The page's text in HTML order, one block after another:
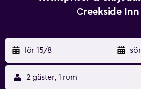
Creekside Inn
lör 15/8 -
2 gäster, 1 rum